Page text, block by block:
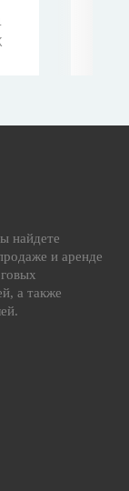
найдете
и аренде
а также